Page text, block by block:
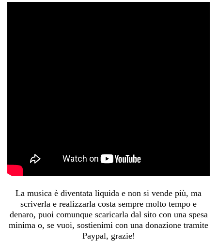
La musica è diventata liquida e non si vende più, ma
scriverla e realizzarla costa sempre molto tempo e
denaro, puoi comunque scaricarla dal sito con una spesa
minima o, se vuoi, sostienimi con una donazione tramite
Paypal, grazie!